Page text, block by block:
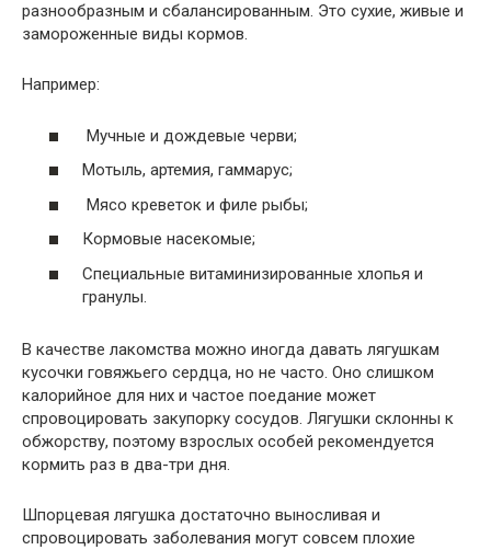
разнообразным и сбалансированным. Это сухие, живые и
замороженные виды кормов.
Например:
Мучные и дождевые черви;
Мотыль, артемия, гаммарус;
Мясо креветок и филе рыбы;
Кормовые насекомые;
Специальные витаминизированные хлопья и
гранулы.
В качестве лакомства можно иногда давать лягушкам
кусочки говяжьего сердца, но не часто. Оно слишком
калорийное для них и частое поедание может
спровоцировать закупорку сосудов. Лягушки склонны к
обжорству, поэтому взрослых особей рекомендуется
кормить раз в два-три дня.
Шпорцевая лягушка достаточно выносливая и
спровоцировать заболевания могут совсем плохие